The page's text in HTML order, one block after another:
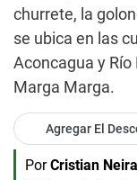
churrete, la
se ubica en las
Aconcagua y
Marga Marga.
Agregar El
Por Cristian Neira